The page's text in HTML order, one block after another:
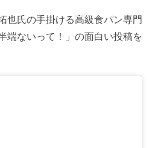
也氏の手掛ける高級食パン専門
ないって！」の面白い投稿を